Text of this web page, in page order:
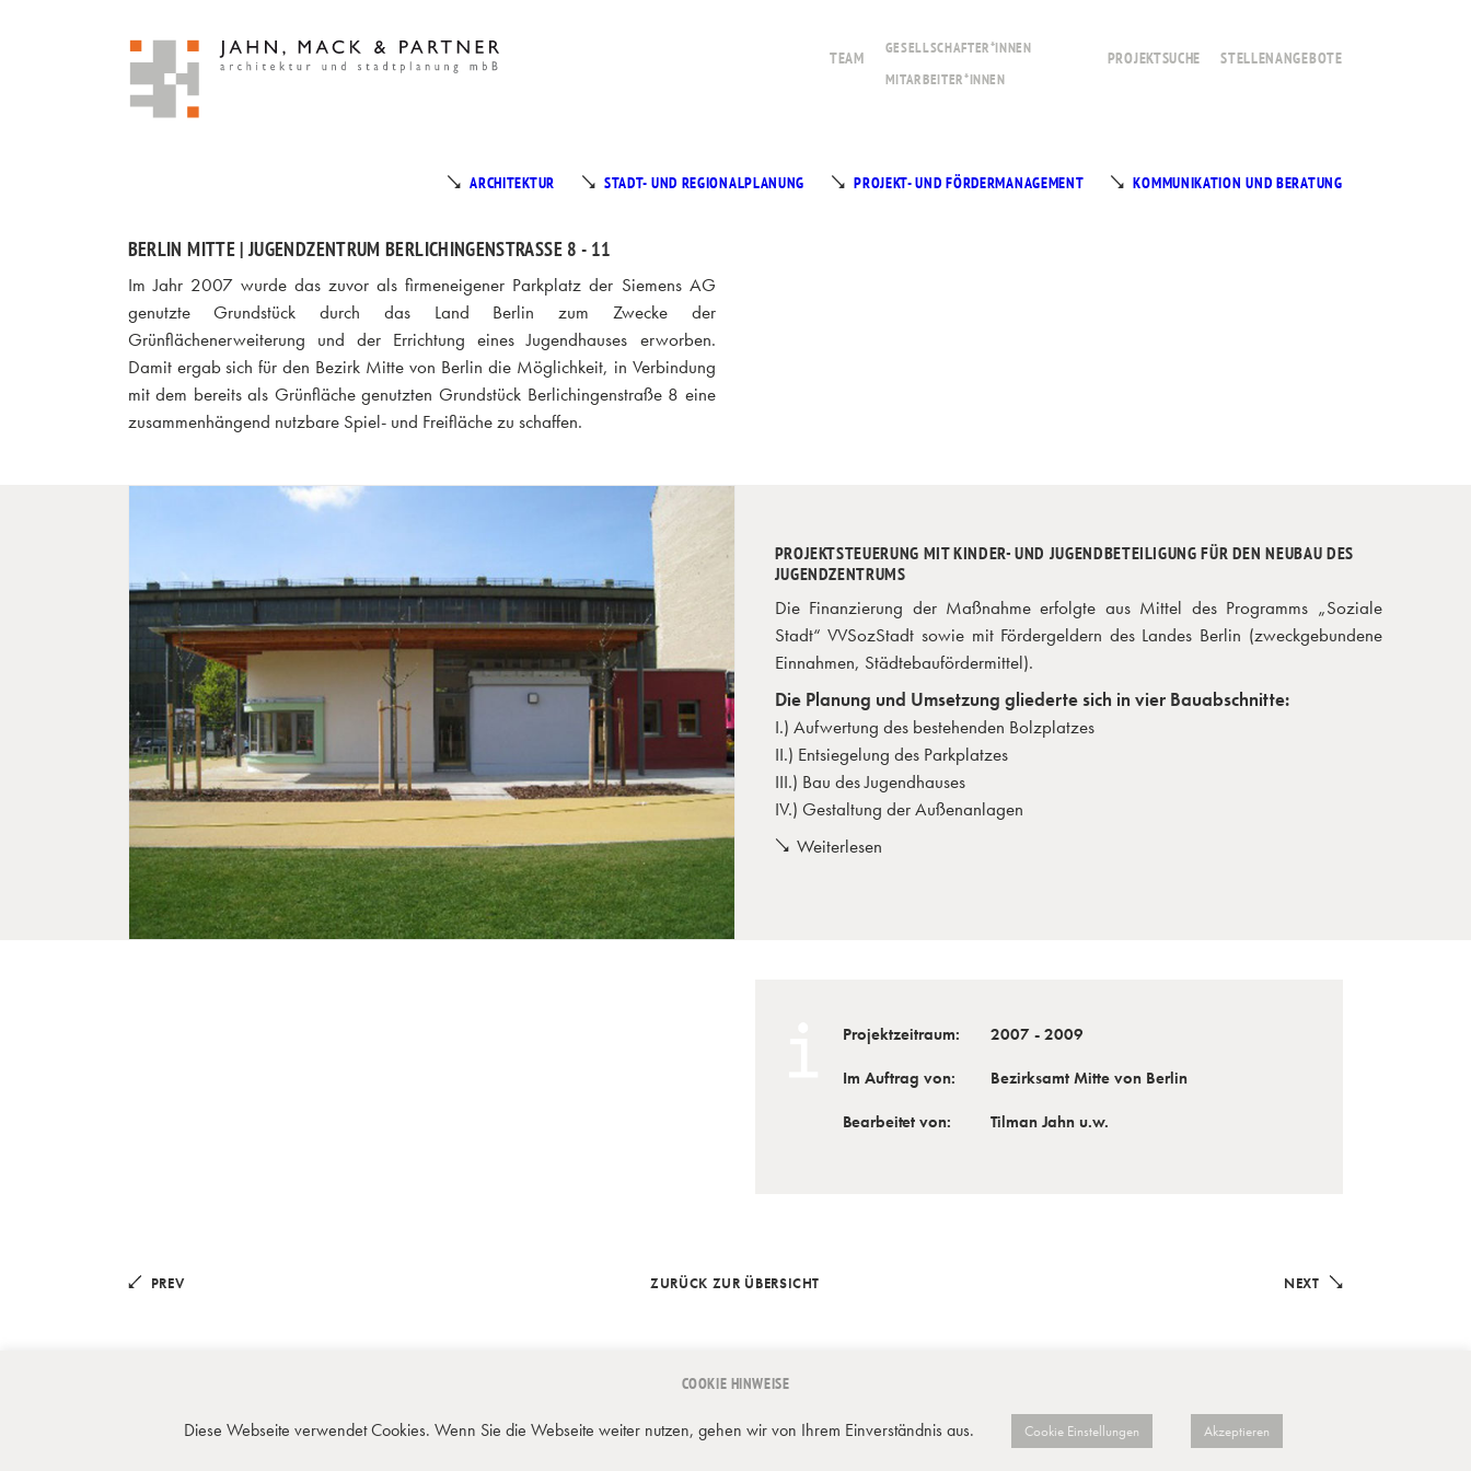
TEAM
GESELLSCHAFTER*INNEN
MITARBEITER*INNEN
PROJEKTSUCHE STELLENANGEBOTE
ARCHITEKTUR STADT- UND REGIONALPLANUNG PROJEKT- UND FÖRDERMANAGEMENT KOMMUNIKATION UND BERATUNG
BERLIN MITTE | JUGENDZENTRUM BERLICHINGENSTRASSE 8 - 11
Im Jahr 2007 wurde das zuvor als firmeneigener Parkplatz der Siemens AG
genutzte Grundstück durch das Land Berlin zum Zwecke der
Grünflächenerweiterung und der Errichtung eines Jugendhauses erworben.
Damit ergab sich für den Bezirk Mitte von Berlin die Möglichkeit, in Verbindung
mit dem bereits als Grünfläche genutzten Grundstück Berlichingenstraße 8 eine
zusammenhängend nutzbare Spiel- und Freifläche zu schaffen.
PROJEKTSTEUERUNG MIT KINDER- UND JUGENDBETEILIGUNG FÜR DEN NEUBAU DES
JUGENDZENTRUMS
Die Finanzierung der Maßnahme erfolgte aus Mittel des Programms „Soziale
Stadt“ VVSozStadt sowie mit Fördergeldern des Landes Berlin (zweckgebundene
Einnahmen, Städtebaufördermittel).
Die Planung und Umsetzung gliederte sich in vier Bauabschnitte:
I.) Aufwertung des bestehenden Bolzplatzes
II.) Entsiegelung des Parkplatzes
III.) Bau des Jugendhauses
IV.) Gestaltung der Außenanlagen
Weiterlesen
Projektzeitraum:
2007 - 2009
Im Auftrag von:
Bezirksamt Mitte von Berlin
Bearbeitet von:
Tilman Jahn u.w.
PREV ZURÜCK ZUR ÜBERSICHT NEXT
JAHN, MACK & PARTNER | WILHELM-KABUS-STR. 74 | 10829 BERLIN | INFO@JAHN-MACK.DE | 030 – 857 577 – 0 KONTAKT IMPRESSUM
COOKIE HINWEISE
Diese Webseite verwendet Cookies. Wenn Sie die Webseite weiter nutzen, gehen wir von Ihrem Einverständnis aus. Cookie Einstellungen Akzeptieren